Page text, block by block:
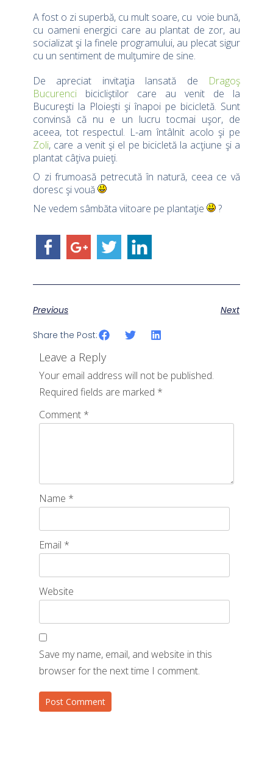
A fost o zi superbă, cu mult soare, cu voie bună,
cu oameni energici care au plantat de zor, au
socializat şi la finele programului, au plecat sigur
cu un sentiment de mulţumire de sine.
De apreciat invitaţia lansată de Dragoş
Bucurenci bicicliştilor care au venit de la
Bucureşti la Ploieşti şi înapoi pe bicicletă. Sunt
convinsă că nu e un lucru tocmai uşor, de
aceea, tot respectul. L-am întâlnit acolo şi pe
Zoli, care a venit şi el pe bicicletă la acţiune şi a
plantat câţiva puieţi.
O zi frumoasă petrecută în natură, ceea ce vă
doresc şi vouă
Ne vedem sâmbăta viitoare pe plantaţie
?
Previous Next
Share the Post:
Leave a Reply
Your email address will not be published.
Required fields are marked *
Comment *
Name *
Email *
Website
Save my name, email, and website in this
browser for the next time I comment.